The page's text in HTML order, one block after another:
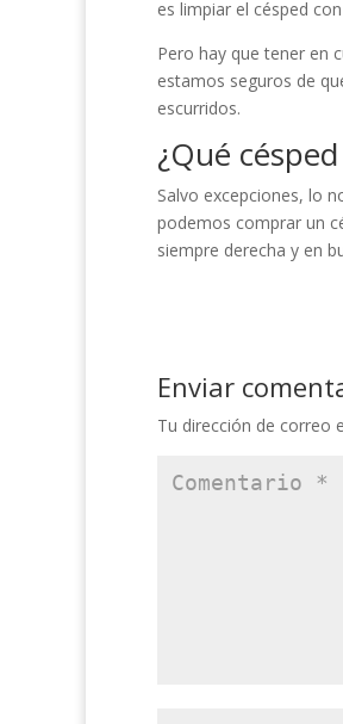
es limpiar el césped
Pero hay que tener en
estamos seguros de
escurridos.
¿Qué
Salvo excepciones, lo
podemos comprar un
siempre derecha y en
Enviar
Tu dirección de correo